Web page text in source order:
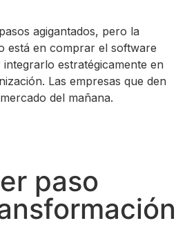
agigantados, pero la
está en comprar el software
estratégicamente en
Las empresas que den
del mañana.
paso